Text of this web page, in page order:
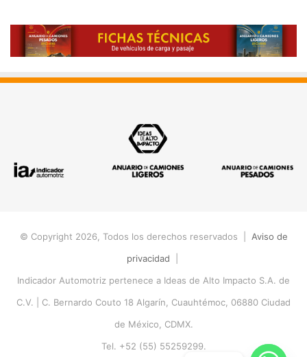
© Copyright 2026, Todos los derechos reservados | Aviso de
privacidad
Indicador Automotriz pertenece a Ideas de Alto Impacto S.A. de
C.V. | C. Bernardo Couto 18 Algarín, Cuauhtémoc, 06880 Ciudad
de México, CDMX.
Tel. +52 (55) 55259299.